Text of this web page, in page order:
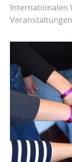
Internationalen